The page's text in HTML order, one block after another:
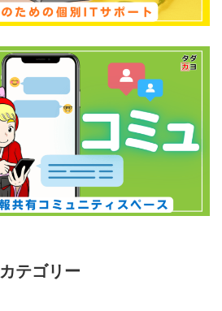
カテゴリー